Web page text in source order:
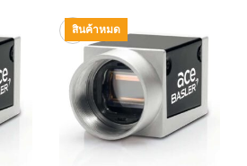
สินค้าหมด